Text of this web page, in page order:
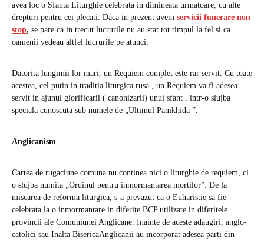
avea loc o Sfanta Liturghie celebrata in dimineata urmatoare, cu alte
drepturi pentru cei plecati. Daca in prezent avem servicii funerare non
stop, se pare ca in trecut lucrurile nu au stat tot timpul la fel si ca
oamenii vedeau altfel lucrurile pe atunci.
Datorita lungimii lor mari, un Requiem complet este rar servit. Cu toate
acestea, cel putin in traditia liturgica rusa , un Requiem va fi adesea
servit in ajunul glorificarii ( canonizarii) unui sfant , intr-o slujba
speciala cunoscuta sub numele de „Ultimul Panikhida ”.
Anglicanism
Cartea de rugaciune comuna nu continea nici o liturghie de requiem, ci
o slujba numita „Ordinul pentru inmormantarea mortilor”. De la
miscarea de reforma liturgica, s-a prevazut ca o Euharistie sa fie
celebrata la o inmormantare in diferite BCP utilizate in diferitele
provincii ale Comuniunei Anglicane. Inainte de aceste adaugiri, anglo-
catolici sau Inalta BisericaAnglicanii au incorporat adesea parti din